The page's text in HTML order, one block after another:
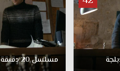
مسلسل20دقيقة